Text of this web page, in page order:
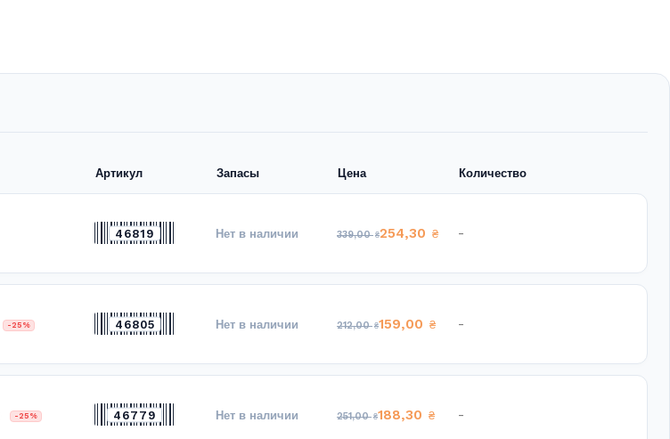
Артикул Запасы Цена Количество
46819 Нет в наличии 339,00₴254,30 ₴ -
-25% 46805 Нет в наличии 212,00₴159,00 ₴ -
-25% 46779 Нет в наличии 251,00₴188,30 ₴ -